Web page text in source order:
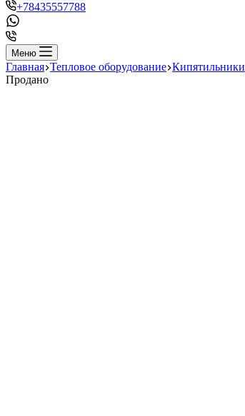
+78435557788
Меню
Главная Тепловое оборудование Кипятильники
Продано